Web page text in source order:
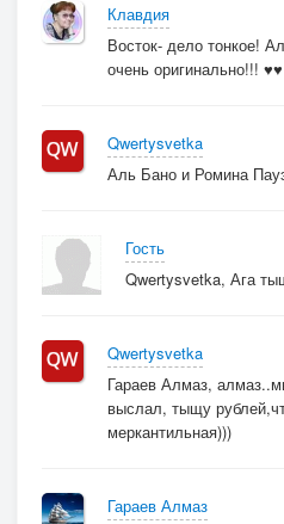
Клавдия
Восток- дело тонкое!
очень оригинально!!! ♥♥
Qwertysvetka
Аль Бано и Ромина
Гость
Qwertysvetka, Ага
Qwertysvetka
Гараев Алмаз,
выслал, тыщу
меркантильная)))
Гараев Алмаз